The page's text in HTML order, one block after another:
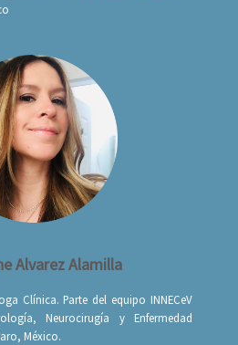
Alvarez Alamilla
Clínica. Parte del equipo INNECeV
Neurocirugía y Enfermedad
México.